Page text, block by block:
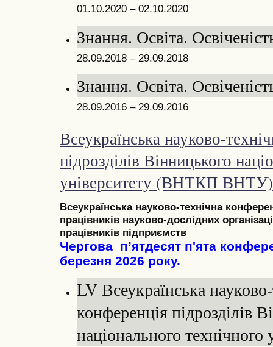
01.10.2020 – 02.10.2020
Знання. Освіта.
28.09.2018 – 29.09.2018
Знання. Освіта.
28.09.2016 – 29.09.2016
Всеукраїнська науково-
підрозділів Вінницького
університету (ВНТКП ВНТУ)
Всеукраїнська науково-технічна
працівників науково-дослідних
працівників підприємств
Чергова п’ятдесят п'ята
березня 2026 року.
LV Всеукраїнська
конференція підрозділів
національного технічного